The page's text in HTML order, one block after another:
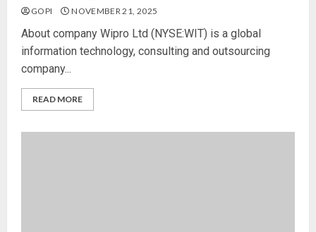
GOPI NOVEMBER 21, 2025
About company Wipro Ltd (NYSE:WIT) is a global
information technology, consulting and outsourcing
company...
READ MORE